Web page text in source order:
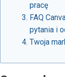
pracę
FAQ
pytania i
Twoja